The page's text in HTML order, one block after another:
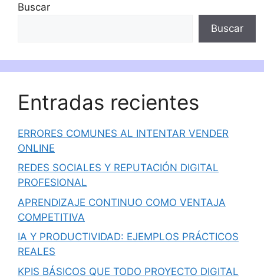
Buscar
Buscar
Entradas recientes
ERRORES COMUNES AL INTENTAR VENDER
ONLINE
REDES SOCIALES Y REPUTACIÓN DIGITAL
PROFESIONAL
APRENDIZAJE CONTINUO COMO VENTAJA
COMPETITIVA
IA Y PRODUCTIVIDAD: EJEMPLOS PRÁCTICOS
REALES
KPIS BÁSICOS QUE TODO PROYECTO DIGITAL